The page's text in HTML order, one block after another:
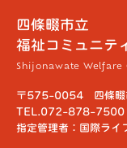
四條畷市立
福祉コミュニテ
Shijonawate Welfare
〒575-0054 四條畷
TEL.072-878-
指定管理者：国際ライ